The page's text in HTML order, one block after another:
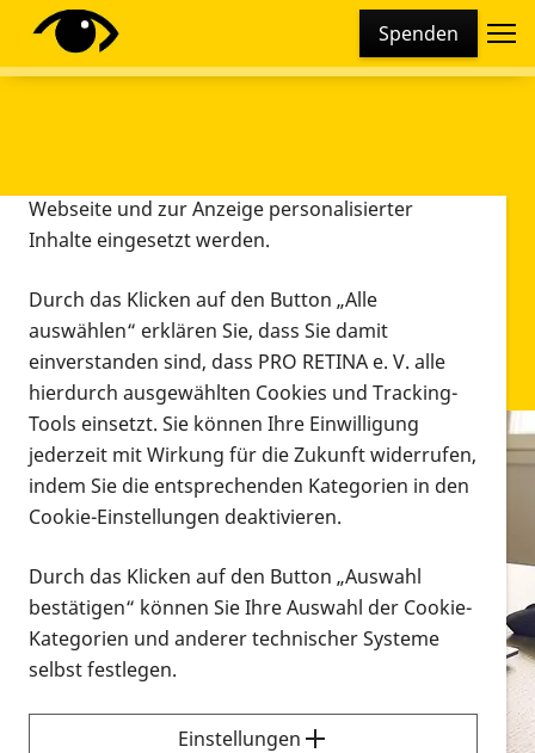
Spenden
Infomaterial
Infomaterial
Vorlesen
Alle Infomaterialien in verschiedenen
Formaten an einem Ort
Sie möchten wissen, wie Sie nach Infonmaterial
suchen und dieses bestellen bzw. herunterladen
Diese Webseite setzt verschiedene Cookies und
Tracking-Tools ein. Dies beinhaltet Cookies und
Webseite und zur Anzeige personalisierter
Inhalte eingesetzt werden.
Durch das Klicken auf den Button „Alle
auswählen“ erklären Sie, dass Sie damit
einverstanden sind, dass PRO RETINA e. V. alle
hierdurch ausgewählten Cookies und Tracking-
Tools einsetzt. Sie können Ihre Einwilligung
jederzeit mit Wirkung für die Zukunft widerrufen,
indem Sie die entsprechenden Kategorien in den
Cookie-Einstellungen deaktivieren.
Durch das Klicken auf den Button „Auswahl
bestätigen“ können Sie Ihre Auswahl der Cookie-
Kategorien und anderer technischer Systeme
selbst festlegen.
Einstellungen